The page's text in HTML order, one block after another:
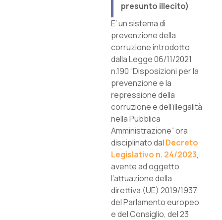
presunto illecito)
E’ un sistema di
prevenzione della
corruzione introdotto
dalla Legge 06/11/2021
n.190 “Disposizioni per la
prevenzione e la
repressione della
corruzione e dell’illegalità
nella Pubblica
Amministrazione” ora
disciplinato dal Decreto
Legislativo n. 24/2023,
avente ad oggetto
l’attuazione della
direttiva (UE) 2019/1937
del Parlamento europeo
e del Consiglio, del 23